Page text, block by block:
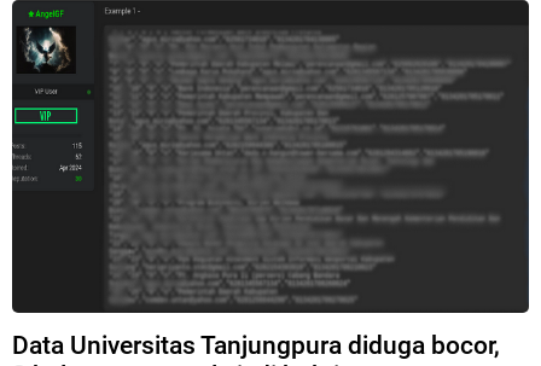
Data Universitas Tanjungpura diduga bocor,